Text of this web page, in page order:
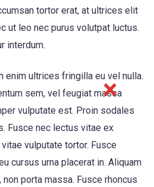
tortor erat, at ultrices elit
ut leo nec purus volutpat luctus.
interdum.
enim ultrices fringilla eu vel nulla.
sem, vel feugiat massa
vulputate est. Proin sodales
Fusce nec lectus vitae ex
vulputate tortor. Fusce
cursus urna placerat in. Aliquam
porta massa. Fusce rhoncus